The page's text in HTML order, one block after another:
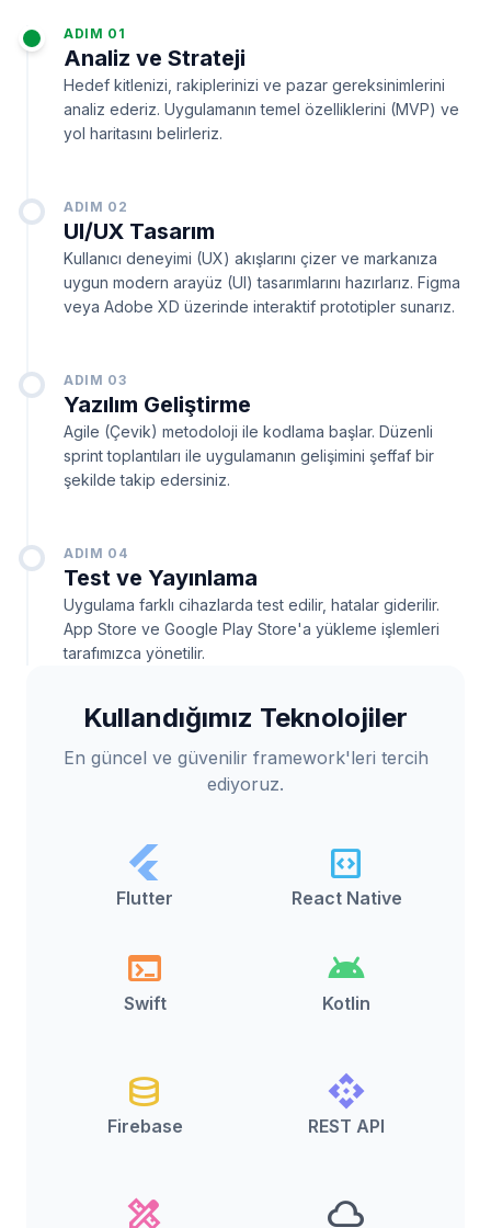
ADIM 01
Analiz ve Strateji
Hedef kitlenizi, rakiplerinizi ve pazar gereksinimlerini
analiz ederiz. Uygulamanın temel özelliklerini (MVP) ve
yol haritasını belirleriz.
ADIM 02
UI/UX Tasarım
Kullanıcı deneyimi (UX) akışlarını çizer ve markanıza
uygun modern arayüz (UI) tasarımlarını hazırlarız. Figma
veya Adobe XD üzerinde interaktif prototipler sunarız.
ADIM 03
Yazılım Geliştirme
Agile (Çevik) metodoloji ile kodlama başlar. Düzenli
sprint toplantıları ile uygulamanın gelişimini şeffaf bir
şekilde takip edersiniz.
ADIM 04
Test ve Yayınlama
Uygulama farklı cihazlarda test edilir, hatalar giderilir.
App Store ve Google Play Store'a yükleme işlemleri
tarafımızca yönetilir.
Kullandığımız Teknolojiler
En güncel ve güvenilir framework'leri tercih
ediyoruz.
flutter
Flutter
code_blocks
React Native
terminal
Swift
android
Kotlin
database
Firebase
api
REST API
design_services cloud